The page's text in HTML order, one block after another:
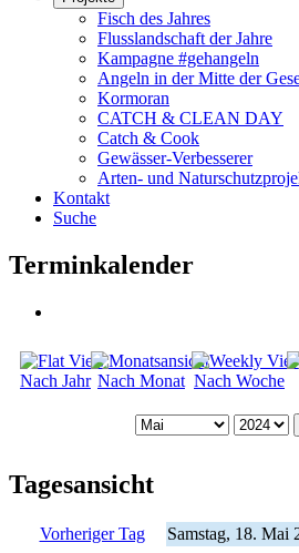
Fisch des Jahres
Flusslandschaft der Jahre
Kampagne #gehangeln
Angeln in der Mitte der
Kormoran
CATCH & CLEAN DAY
Catch & Cook
Gewässer-Verbesserer
Arten- und
Kontakt
Suche
Terminkalender
Nach Jahr Nach Monat Nach Woche
Tagesansicht
Vorheriger Tag Samstag, 18. Mai